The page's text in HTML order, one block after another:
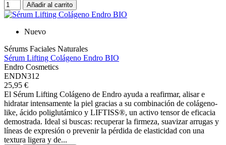
Añadir al carrito
Nuevo
Sérums Faciales Naturales
Sérum Lifting Colágeno Endro BIO
Endro Cosmetics
ENDN312
25,95 €
El Sérum Lifting Colágeno de Endro ayuda a reafirmar, alisar e
hidratar intensamente la piel gracias a su combinación de colágeno-
like, ácido poliglutámico y LIFTISS®, un activo tensor de eficacia
demostrada. Ideal si buscas: recuperar la firmeza, suavizar arrugas y
líneas de expresión o prevenir la pérdida de elasticidad con una
textura ligera y de...